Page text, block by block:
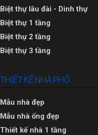
Biệt thự lâu đài - Dinh thự
Biệt thự 1 tầng
Biệt thự 2 tầng
Biệt thự 3 tầng
THIẾT KẾ NHÀ PHỐ
Mẫu nhà đẹp
Mẫu nhà ống đẹp
Thiết kế nhà 1 tầng